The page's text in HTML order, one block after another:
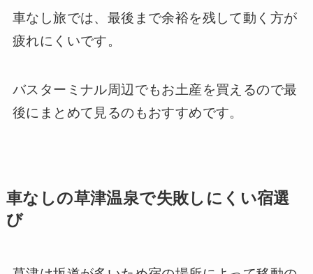
車なし旅では、最後まで余裕を残して動く方が
疲れにくいです。
バスターミナル周辺でもお土産を買えるので最
後にまとめて見るのもおすすめです。
車なしの草津温泉で失敗しにくい宿選
び